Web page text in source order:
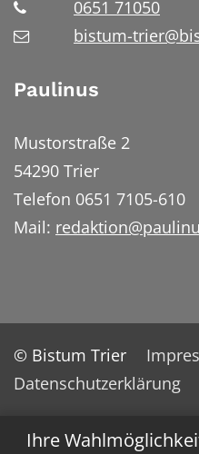
Ihre
0651 71050
bistum-
Paulinus
Mustorstraße 2
54290 Trier
Telefon 0651 7105-610
Mail:
© Bistum Trier
Datenschutzerklärung